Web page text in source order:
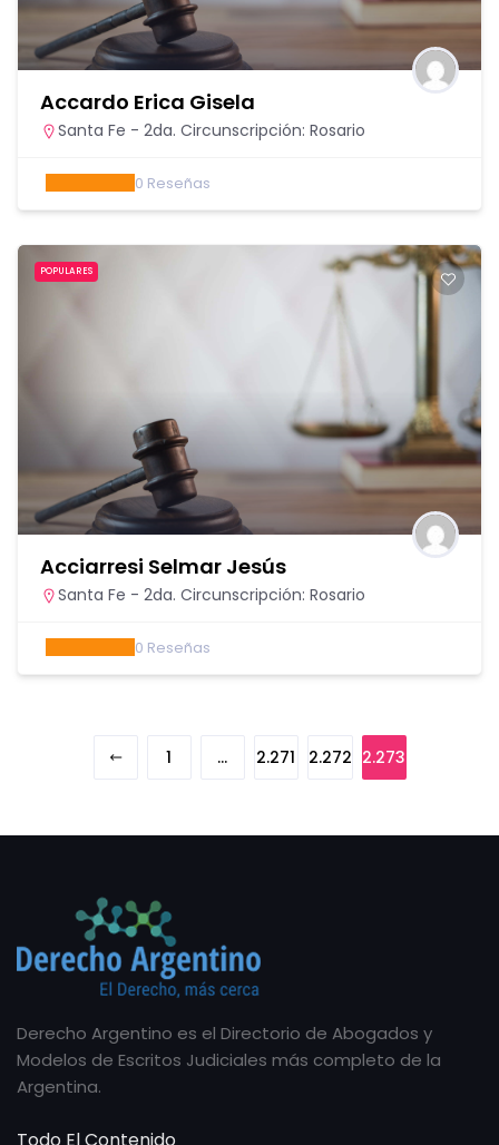
Accardo Erica Gisela
Santa Fe - 2da. Circunscripción: Rosario
0 Reseñas
POPULARES
Acciarresi Selmar Jesús
Santa Fe - 2da. Circunscripción: Rosario
0 Reseñas
1 … 2.271 2.272 2.273
Derecho Argentino es el Directorio de Abogados y
Modelos de Escritos Judiciales más completo de la
Argentina.